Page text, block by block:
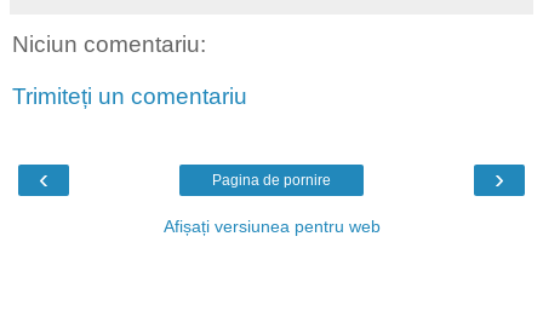
Niciun comentariu:
Trimiteți un comentariu
‹ ›
Pagina de pornire
Afișați versiunea pentru web